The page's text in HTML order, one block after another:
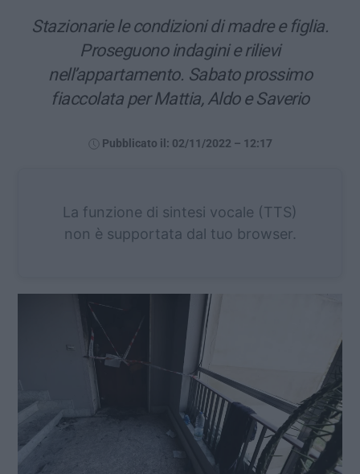
Stazionarie le condizioni di madre e figlia.
Proseguono indagini e rilievi
nell’appartamento. Sabato prossimo
fiaccolata per Mattia, Aldo e Saverio
Pubblicato il: 02/11/2022 – 12:17
La funzione di sintesi vocale (TTS)
non è supportata dal tuo browser.